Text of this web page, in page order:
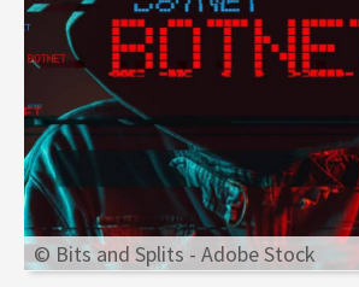
© Bits and Splits - Adobe Stock